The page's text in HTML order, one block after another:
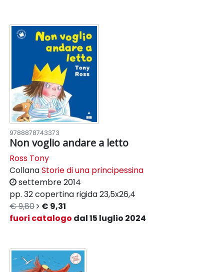
9788878743373
Non voglio andare a letto
Ross Tony
CollanaStorie di una principessina
settembre 2014
pp. 32copertina rigida23,5x26,4
€ 9,80
€ 9,31
fuori catalogo dal 15 luglio 2024